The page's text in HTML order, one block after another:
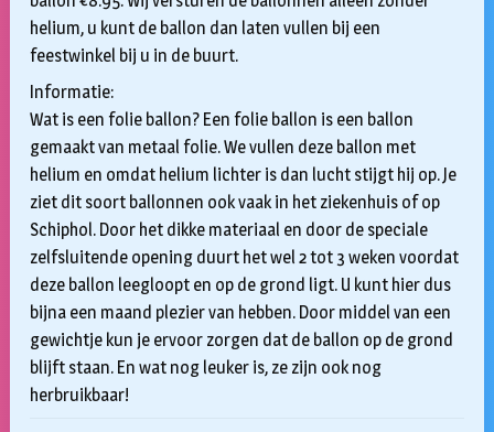
helium, u kunt de ballon dan laten vullen bij een
feestwinkel bij u in de buurt.
Informatie:
Wat is een folie ballon? Een folie ballon is een ballon
gemaakt van metaal folie. We vullen deze ballon met
helium en omdat helium lichter is dan lucht stijgt hij op. Je
ziet dit soort ballonnen ook vaak in het ziekenhuis of op
Schiphol. Door het dikke materiaal en door de speciale
zelfsluitende opening duurt het wel 2 tot 3 weken voordat
deze ballon leegloopt en op de grond ligt. U kunt hier dus
bijna een maand plezier van hebben. Door middel van een
gewichtje kun je ervoor zorgen dat de ballon op de grond
blijft staan. En wat nog leuker is, ze zijn ook nog
herbruikbaar!